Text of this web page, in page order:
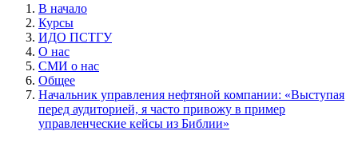
В начало
Курсы
ИДО ПСТГУ
О нас
СМИ о нас
Общее
Начальник управления нефтяной компании: «Выступая
перед аудиторией, я часто привожу в пример
управленческие кейсы из Библии»